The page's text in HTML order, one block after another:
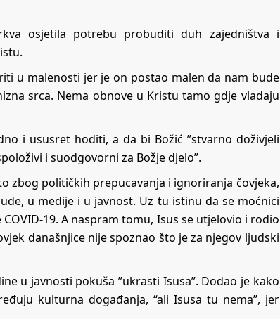
osjetila potrebu probuditi duh zajedništva i
u malenosti jer je on postao malen da nam bude
srca. Nema obnove u Kristu tamo gdje vladaju
i ususret hoditi, a da bi Božić ”stvarno doživjeli
i suodgovorni za Božje djelo”.
zbog političkih prepucavanja i ignoriranja čovjeka,
u medije i u javnost. Uz tu istinu da se moćnici
19. A naspram tomu, Isus se utjelovio i rodio
današnjice nije spoznao što je za njegov ljudski
u javnosti pokuša ”ukrasti Isusa”. Dodao je kako
kulturna događanja, “ali Isusa tu nema”, jer